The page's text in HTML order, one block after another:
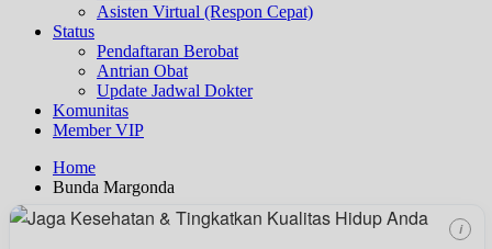
Asisten Virtual (Respon Cepat)
Status
Pendaftaran Berobat
Antrian Obat
Update Jadwal Dokter
Komunitas
Member VIP
Home
Bunda Margonda
i